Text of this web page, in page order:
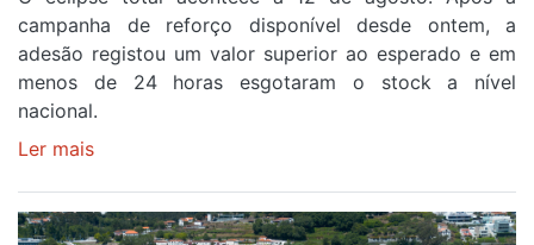
campanha de reforço disponível desde ontem, a
adesão registou um valor superior ao esperado e em
menos de 24 horas esgotaram o stock a nível
nacional.
Ler mais
para